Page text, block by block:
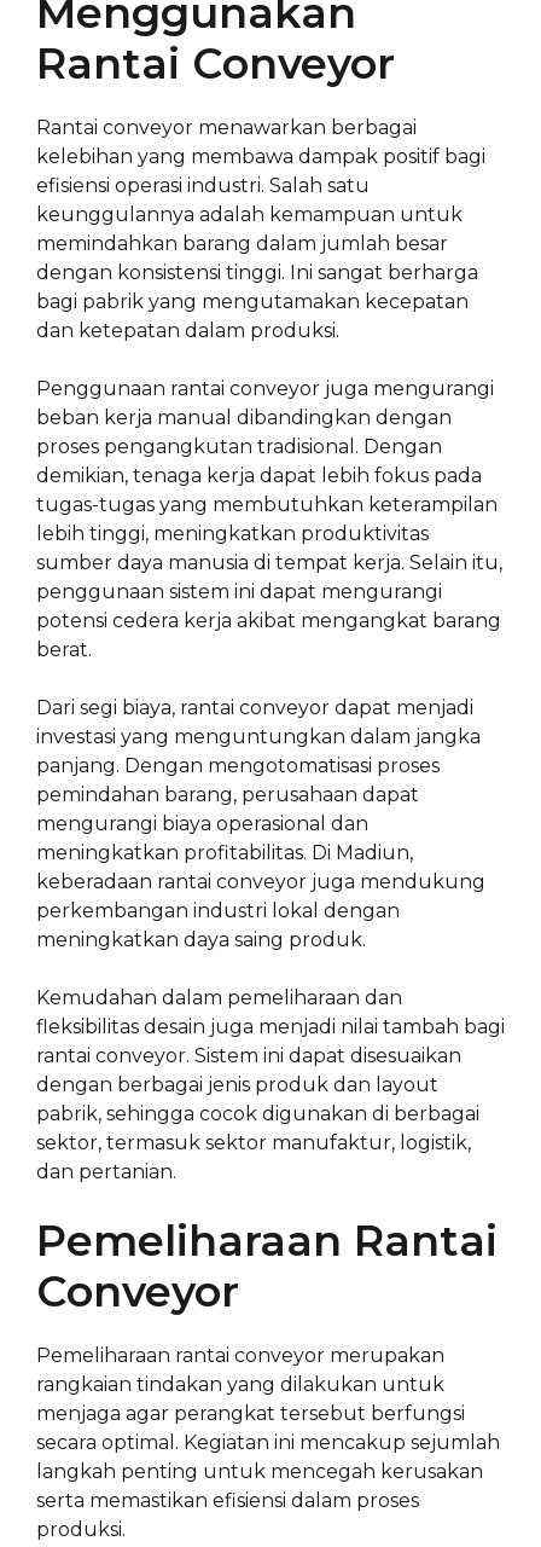
Menggunakan
Rantai Conveyor
Rantai conveyor menawarkan berbagai
kelebihan yang membawa dampak positif bagi
efisiensi operasi industri. Salah satu
keunggulannya adalah kemampuan untuk
memindahkan barang dalam jumlah besar
dengan konsistensi tinggi. Ini sangat berharga
bagi pabrik yang mengutamakan kecepatan
dan ketepatan dalam produksi.
Penggunaan rantai conveyor juga mengurangi
beban kerja manual dibandingkan dengan
proses pengangkutan tradisional. Dengan
demikian, tenaga kerja dapat lebih fokus pada
tugas-tugas yang membutuhkan keterampilan
lebih tinggi, meningkatkan produktivitas
sumber daya manusia di tempat kerja. Selain itu,
penggunaan sistem ini dapat mengurangi
potensi cedera kerja akibat mengangkat barang
berat.
Dari segi biaya, rantai conveyor dapat menjadi
investasi yang menguntungkan dalam jangka
panjang. Dengan mengotomatisasi proses
pemindahan barang, perusahaan dapat
mengurangi biaya operasional dan
meningkatkan profitabilitas. Di Madiun,
keberadaan rantai conveyor juga mendukung
perkembangan industri lokal dengan
meningkatkan daya saing produk.
Kemudahan dalam pemeliharaan dan
fleksibilitas desain juga menjadi nilai tambah bagi
rantai conveyor. Sistem ini dapat disesuaikan
dengan berbagai jenis produk dan layout
pabrik, sehingga cocok digunakan di berbagai
sektor, termasuk sektor manufaktur, logistik,
dan pertanian.
Pemeliharaan Rantai
Conveyor
Pemeliharaan rantai conveyor merupakan
rangkaian tindakan yang dilakukan untuk
menjaga agar perangkat tersebut berfungsi
secara optimal. Kegiatan ini mencakup sejumlah
langkah penting untuk mencegah kerusakan
serta memastikan efisiensi dalam proses
produksi.